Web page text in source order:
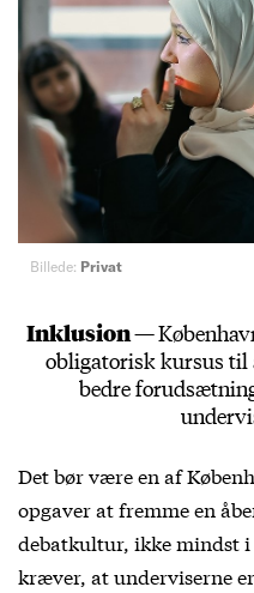
Billede: Privat
Inklusion —
obligatorisk kursus til
bedre
Det bør være en af
opgaver at fremme en
debatkultur, ikke mindst
kræver, at underviserne